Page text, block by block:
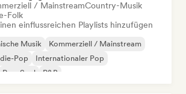
/ MainstreamCountry-Musik
Folk
einflussreichen Playlists hinzufügen
Musik
Kommerziell / Mainstream
Pop
Internationaler Pop
Pop-Soul R&B